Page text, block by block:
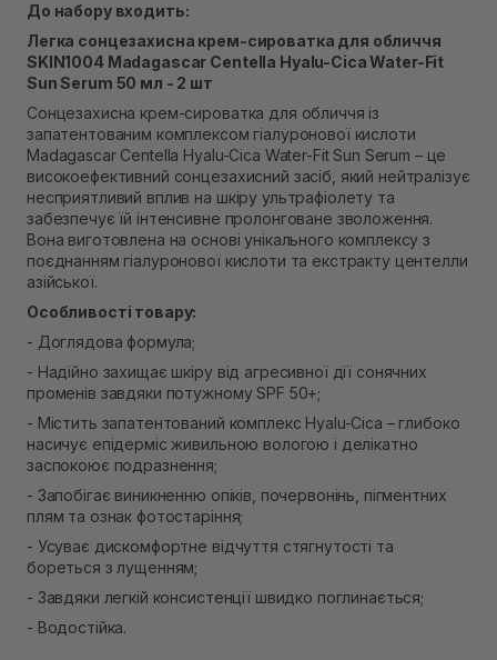
Немає в наявності!
Самовивіз м. Рівне, вул. Кулика і Гудачека 23 (ТЦ
Екватор)
В наявності
До набору входить:
Легка сонцезахисна крем-сироватка для обличчя
SKIN1004 Madagascar Centella Hyalu-Cica Water-Fit
Sun Serum 50 мл - 2 шт
Сонцезахисна крем-сироватка для обличчя із
запатентованим комплексом гіалуронової кислоти
Madagascar Centella Hyalu-Cica Water-Fit Sun Serum – це
високоефективний сонцезахисний засіб, який нейтралізує
несприятливий вплив на шкіру ультрафіолету та
забезпечує їй інтенсивне пролонговане зволоження.
Вона виготовлена на основі унікального комплексу з
поєднанням гіалуронової кислоти та екстракту центелли
азійської.
Особливості товару:
- Доглядова формула;
- Надійно захищає шкіру від агресивної дії сонячних
променів завдяки потужному SPF 50+;
- Містить запатентований комплекс Hyalu-Cica – глибоко
насичує епідерміс живильною вологою і делікатно
заспокоює подразнення;
- Запобігає виникненню опіків, почервонінь, пігментних
плям та ознак фотостаріння;
- Усуває дискомфортне відчуття стягнутості та
бореться з лущенням;
- Завдяки легкій консистенції швидко поглинається;
- Водостійка.